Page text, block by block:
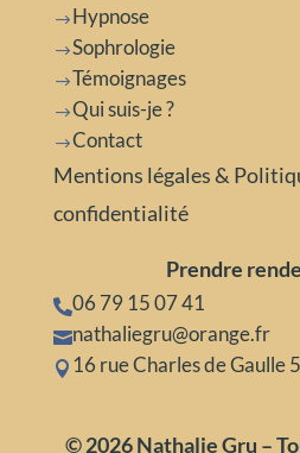
$Hypnose
$Sophrologie
$Témoignages
$Qui suis-je ?
$Contact
Mentions légales &
confidentialité
Prendre
06 79 15 07 41
nathaliegru@orange.fr
 16 rue Charles de Gaulle
© 2026 Nathalie Gru –